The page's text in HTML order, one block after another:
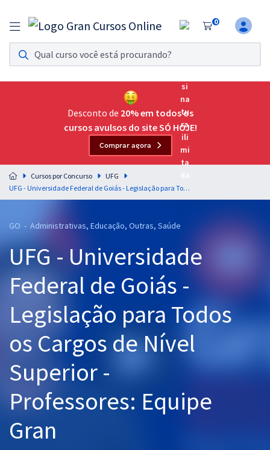
0
Assinatura Ilimitada 11
Acesso a todos os cursos. Teste grátis por 7 dias!
Assinatura OAB Até Passar
Acesso ilimitado a toda preparação para o Exame da
Residências Multiprofissionais
Preparação completa e intensiva para as principais
residências em saúde do Brasil
Cursos 20% OFF
Pós
Graduação
OAB
Questões grátis
Desconto de 20% em todos os
cursos avulsos do site SÓ HOJE!
Comprar agora
Cursos por Concurso
UFG
UFG - Universidade Federal de Goiás - Legislação para Todos os Cargos de Nível Superior - Professores: Equipe Gran
GO - Administrativas, Educação, Outras, Saúde
UFG - Universidade
Federal de Goiás -
Legislação para Todos
os Cargos de Nível
Superior -
Professores: Equipe
Gran